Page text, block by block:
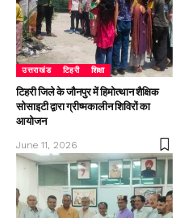
उत्तराखंड टिहरी शिक्षा
टिहरी जिले के जौनपुर में हिमोत्थान शैक्षिक
सोसाइटी द्वारा ग्रीष्मकालीन शिविरों का
आयोजन
June 11, 2026